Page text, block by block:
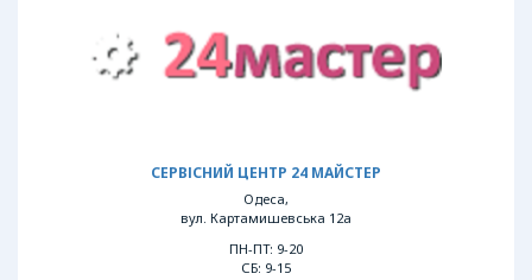
СЕРВІСНИЙ ЦЕНТР 24 МАЙСТЕР
Одеса,
вул. Картамишевська 12а
ПН-ПТ: 9-20
СБ: 9-15